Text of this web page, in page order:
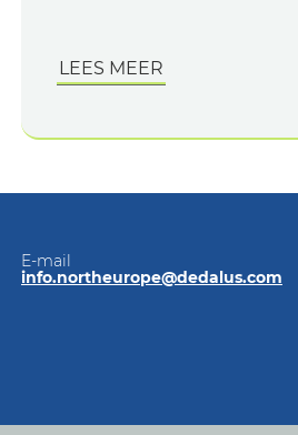
LEES MEER
E-mail
info.northeurope@dedalus.com